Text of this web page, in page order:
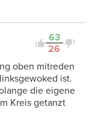
63
26
oben mitreden
ist.
die eigene
Kreis getanzt